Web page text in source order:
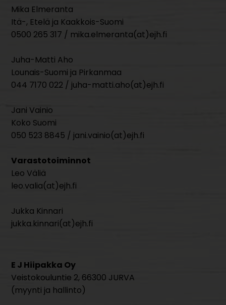
Mika Elmeranta
Itä-, Etelä ja Kaakkois-Suomi
0500 265 317 / mika.elmeranta(at)ejh.fi
Juha-Matti Aho
Lounais-Suomi ja Pirkanmaa
044 7170 022 / juha-matti.aho(at)ejh.fi
Jani Vainio
Koko Suomi
050 523 8845 / jani.vainio(at)ejh.fi
Varastotoiminnot
Leo Väliä
leo.valia(at)ejh.fi
Jukka Kinnari
jukka.kinnari(at)ejh.fi
E J Hiipakka Oy
Veistokouluntie 2, 66300 JURVA
(myynti ja hallinto)